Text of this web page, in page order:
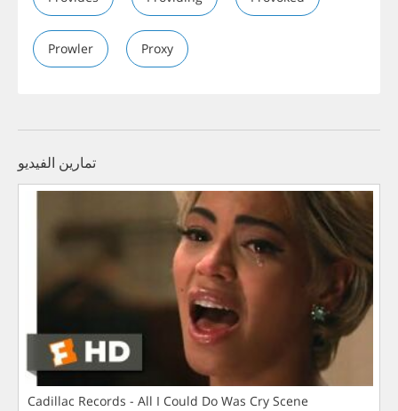
Prowler Proxy
تمارين الفيديو
Cadillac Records - All I Could Do Was Cry Scene